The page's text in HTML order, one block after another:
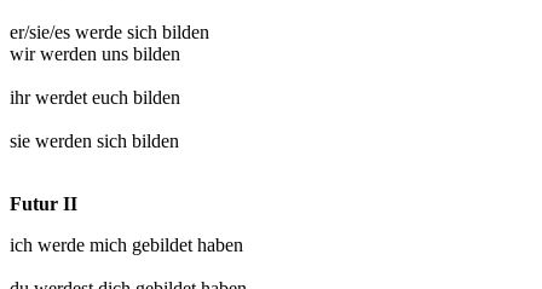
er/sie/es werde sich bilden
wir werden uns bilden
ihr werdet euch bilden
sie werden sich bilden
Futur II
ich werde mich gebildet haben